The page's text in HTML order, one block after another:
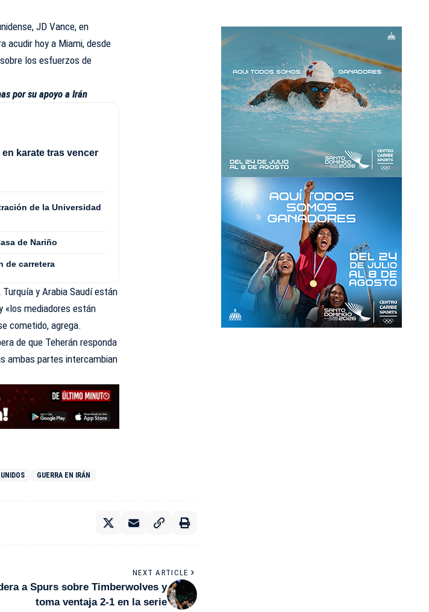
JD Vance, en
acudir hoy a Miami, desde
los esfuerzos de
por su apoyo a Irán
karate tras vencer
de la Universidad
de Nariño
de carretera
y Arabia Saudí están
«los mediadores están
cometido, agrega.
de que Teherán responda
ambas partes intercambian
GUERRA EN IRÁN
NEXT ARTICLE
a Spurs sobre Timberwolves y
toma ventaja 2-1 en la serie